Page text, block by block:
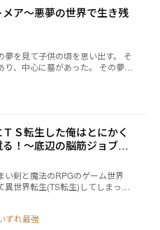
た弟子たちが、"救国の英雄""騎士
で名を馳せていることを、そし
は規格外であることを――。 "生存
放たれた剣聖の実力は、少しずつ
く。
ア～悪夢の世界で生き残
を見て子供の頃を思い出す。 そ
中心に墓があった。 その夢に
の友達と時に笑い合い、時に馬鹿
た。 何でも出来る夢の中をいつ
っ越しを切っ掛けにその夢を見
々が続いていた。 売られた喧嘩
てきた崇は学校内でも怖がられ
いき、窮屈な思いをしていた。 そ
。いつも通り寝た崇は不思議な
子供の頃に見た夢と同じものだっ
のような場所だった。ナイトメア
て、それを倒す事で様々なアイテ
そしてそのアイテムを使い、崇と
Ｓ転生した俺はとにかく
！〜底辺の脳筋ジョブと
極め知識チートで無双す
剣と魔法のRPGのゲーム世界
世界転生(TS転生)してしまった
で無双する。 ゲーム(ファ
略称ファンサ５)では活躍できるの
ョブとして認知されている女モ
ずれ最強